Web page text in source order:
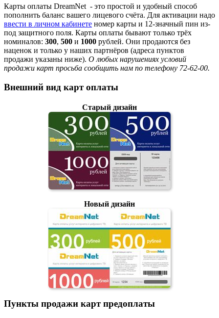
Карты оплаты DreamNet - это простой и удобный способ
пополнить баланс вашего лицевого счёта. Для активации надо
ввести в личном кабинете номер карты и 12-значный пин из-
под защитного поля. Карты оплаты бывают только трёх
номиналов: 300, 500 и 1000 рублей. Они продаются без
наценок и только у наших партнёров (адреса пунктов
продажи указаны ниже). О любых нарушениях условий
продажи карт просьба сообщить нам по телефону 72-62-00.
Внешний вид карт оплаты
Старый дизайн
Новый дизайн
Пункты продажи карт предоплаты